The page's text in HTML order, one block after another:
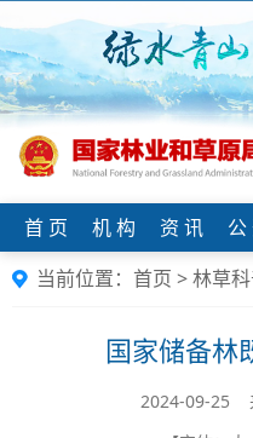
首 页 机 构 资 讯 公
当前位置： 首页 >林草
国家储备林
2024-09-25